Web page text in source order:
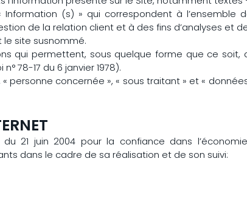
(s) » qui correspondent à l’ensemble
de la relation client et à des fins d’analyses et
site susnommé.
qui permettent, sous quelque forme que ce
78-17 du 6 janvier 1978).
personne concernée », « sous traitant » et «
21 juin 2004 pour la confiance dans
dans le cadre de sa réalisation et de son suivi: